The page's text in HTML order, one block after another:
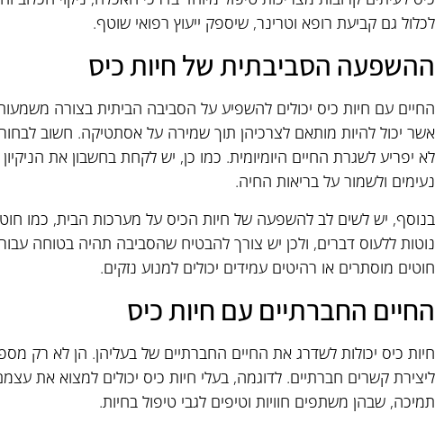
לכלול גם קביעת רופא וטרינר, שיספק ייעוץ רפואי שוטף.
ההשפעה הסביבתית של חיות כיס
החיים עם חיות כיס יכולים להשפיע על הסביבה הביתית בצורה
אשר יכול להיות מותאם לצרכיהן תוך שמירה על אסתטיקה. חשוב
לא יפריע לשגרת החיים היומיומית. כמו כן, יש לקחת בחשבון את
נעימים ולשמור על בריאות החיה.
בנוסף, יש לשים לב להשפעה של חיות הכיס על מערכות הבית, כמו
נוטות ללעוס דברים, ולכן יש צורך להבטיח שהסביבה תהיה בטוחה
חוטים מוסתרים או רהיטים עמידים יכולים למנוע נזקים.
החיים החברתיים עם חיות כיס
חיות כיס יכולות לשדרג את החיים החברתיים של בעליהן. הן לא רק
ליצירת קשרים חברתיים. לדוגמה, בעלי חיות כיס יכולים למצוא את
תמיכה, שבהן משתפים חוויות וטיפים לגבי טיפול בחיות.